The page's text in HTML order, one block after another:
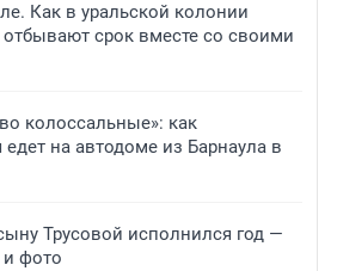
Как в уральской колонии
срок вместе со своими
колоссальные»: как
на автодоме из Барнаула в
Трусовой исполнился год —
и фото